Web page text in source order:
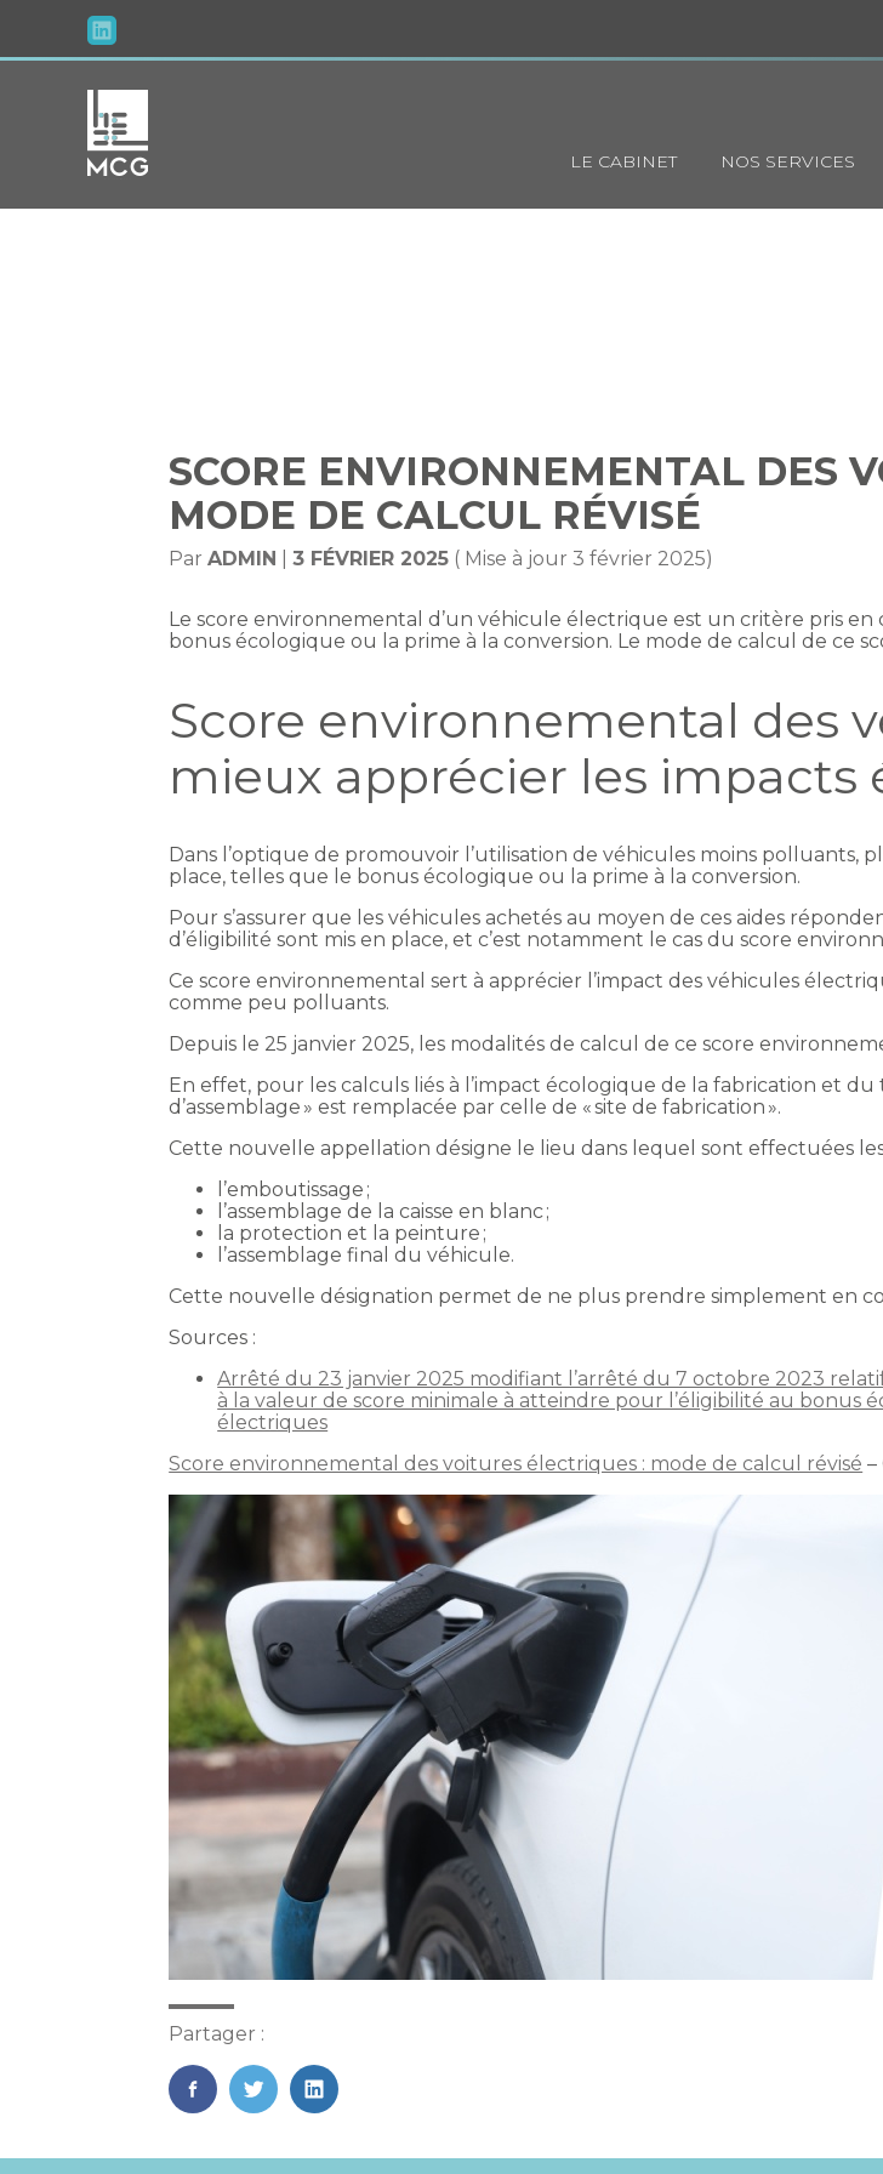
au
Principal
LE CABINET NOS SERVICES
SCORE ENVIRONNEMENTAL DES
MODE DE CALCUL RÉVISÉ
ParADMIN |3 FÉVRIER 2025 ( Mise à jour 3 février 2025)
Le score environnemental d’un véhicule électrique est un critère pris
bonus écologique ou la prime à la conversion. Le mode de calcul de ce
Score environnemental des
mieux apprécier les impacts
Dans l’optique de promouvoir l’utilisation de véhicules moins polluants,
place, telles que le bonus écologique ou la prime à la conversion.
Pour s’assurer que les véhicules achetés au moyen de ces aides
d’éligibilité sont mis en place, et c’est notamment le cas du score
Ce score environnemental sert à apprécier l’impact des véhicules
comme peu polluants.
Depuis le 25 janvier 2025, les modalités de calcul de ce score
En effet, pour les calculs liés à l’impact écologique de la fabrication et
d’assemblage » est remplacée par celle de « site de fabrication ».
Cette nouvelle appellation désigne le lieu dans lequel sont effectuées
l’emboutissage ;
l’assemblage de la caisse en blanc ;
la protection et la peinture ;
l’assemblage final du véhicule.
Cette nouvelle désignation permet de ne plus prendre simplement en
Sources :
Arrêté du 23 janvier 2025 modifiant l’arrêté du 7 octobre 2023
à la valeur de score minimale à atteindre pour l’éligibilité au bonus
électriques
Score environnemental des voitures électriques : mode de calcul révisé
Partager :
FaceBook
TwitterLinkedIn